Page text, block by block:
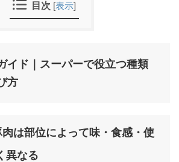
目次 [表示]
イド｜スーパーで役立つ種類
方
肉は部位によって味・食感・使
異なる